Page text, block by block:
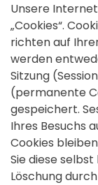
Unsere
„Cookies“.
richten auf
werden
Sitzung
(permanente
gespeichert.
Ihres Besuchs
Cookies
Sie diese
Löschung